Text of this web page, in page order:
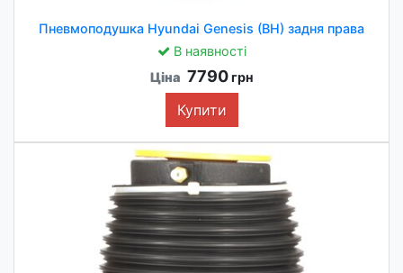
Пневмоподушка Hyundai Genesis (BH) задня права
В наявності
Ціна 7790грн
Купити